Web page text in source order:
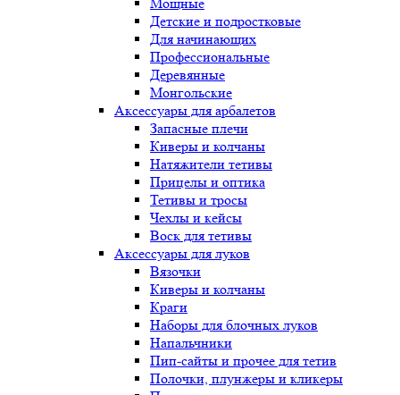
Детские и подростковые
Для начинающих
Профессиональные
Деревянные
Монгольские
Аксессуары для арбалетов
Запасные плечи
Киверы и колчаны
Натяжители тетивы
Прицелы и оптика
Тетивы и тросы
Чехлы и кейсы
Воск для тетивы
Аксессуары для луков
Вязочки
Киверы и колчаны
Краги
Наборы для блочных луков
Напальчники
Пип-сайты и прочее для тетив
Полочки, плунжеры и кликеры